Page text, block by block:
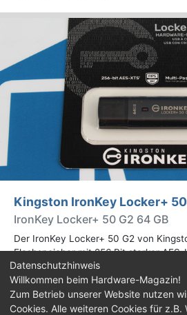
Kingston IronKey Locker+
IronKey Locker+ 50 G2 64 GB
Der IronKey Locker+ 50 G2 von
Flashspeicher mit 256 Bit starker AES-
XTS-Modus. Wir haben das 64-GB-
genauer begutachtet.
Datenschutzhinweis
Willkommen beim Hardware-Magazin!
Zum Betrieb unserer Website nutzen
Cookies. Alle weiteren Cookies für z.B.